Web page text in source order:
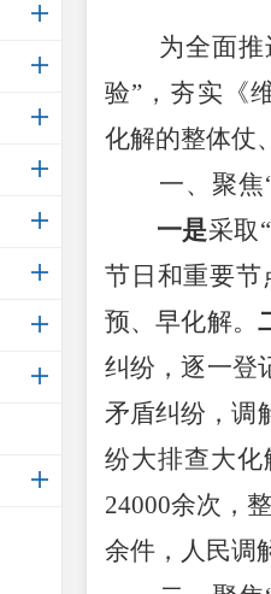
为全面
验” ， 夯实 《
化解的整体仗
一、 聚焦
一是采取 “
节日和重要节
预、早化解。
纠纷，逐一登
矛盾纠纷，调
纷大排查大化
24000余次，
余件，人民调